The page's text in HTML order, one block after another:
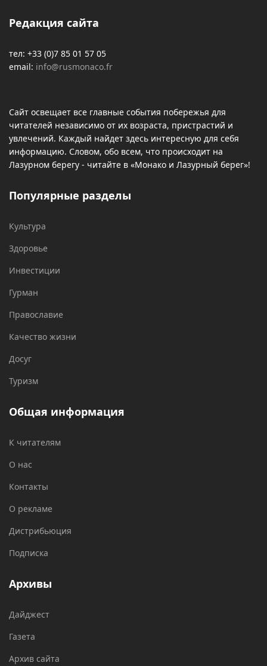
Редакция сайта
тел: +33 (0)7 85 01 57 05
email: info@rusmonaco.fr
Сайт освещает все главные события побережья для
читателей независимо от их возраста, пристрастий и
увлечений. Каждый найдет здесь интересную для себя
информацию. Словом, обо всем, что происходит на
Лазурном берегу - читайте в «Монако и Лазурный берег»!
Популярные разделы
Культура
Здоровье
Инвестиции
Гурман
Православие
Качество жизни
Досуг
Туризм
Общая информация
К читателям
О нас
Контакты
О рекламе
Дистрибьюция
Подписка
Архивы
Дайджест
Газета
Архив сайта